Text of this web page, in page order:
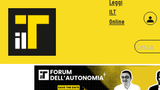
Leggi
ILT
Online